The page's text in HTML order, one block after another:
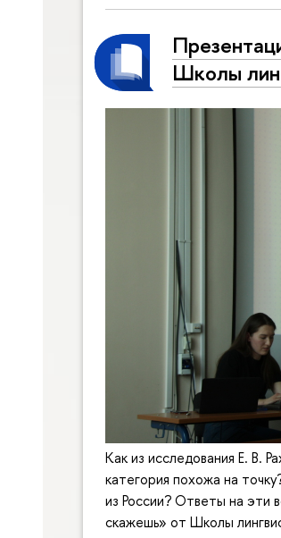
Школы
Как из исследования Е. В.
категория похожа на
из России? Ответы на эти
скажешь» от Школы